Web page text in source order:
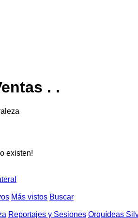
. .
existen!
Más vistos Buscar
Reportajes y Sesiones Orquídeas